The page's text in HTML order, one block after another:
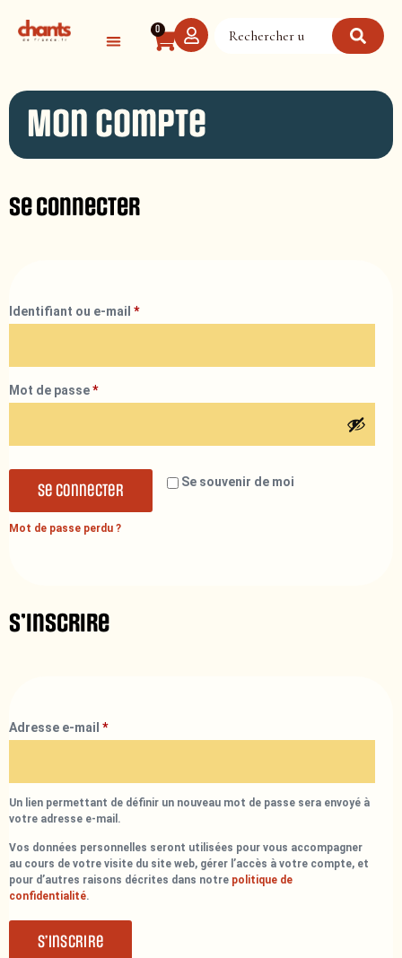
0
Mon compte
Se connecter
Identifiant ou e-mail *
Mot de passe*
Se souvenir de moi
Se connecter
Mot de passe perdu ?
S’inscrire
Adresse e-mail *
Un lien permettant de définir un nouveau mot de passe sera envoyé à
votre adresse e-mail.
Vos données personnelles seront utilisées pour vous accompagner
au cours de votre visite du site web, gérer l’accès à votre compte, et
pour d’autres raisons décrites dans notre politique de
confidentialité.
S’inscrire